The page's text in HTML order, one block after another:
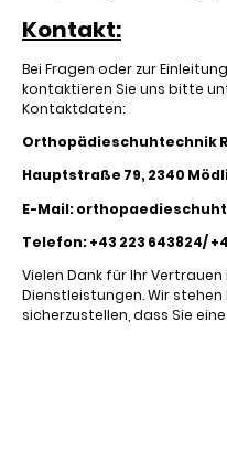
Kontakt:
Bei Fragen oder zur
kontaktieren Sie uns bitte
Kontaktdaten:
Orthopädieschuhtechnik
Hauptstraße 79, 2340
E-Mail:
Telefon: +43 223 643824/
Vielen Dank für Ihr
Dienstleistungen. Wir
sicherzustellen, dass Sie